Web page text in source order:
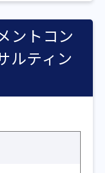
ントコン
ルティン